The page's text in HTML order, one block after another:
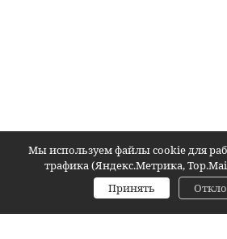
Мы используем файлы cookie для
трафика (Яндекс.Метрика,
Принять